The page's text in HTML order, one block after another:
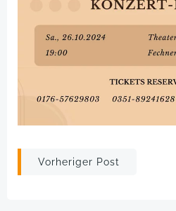
Post
Vorheriger Post